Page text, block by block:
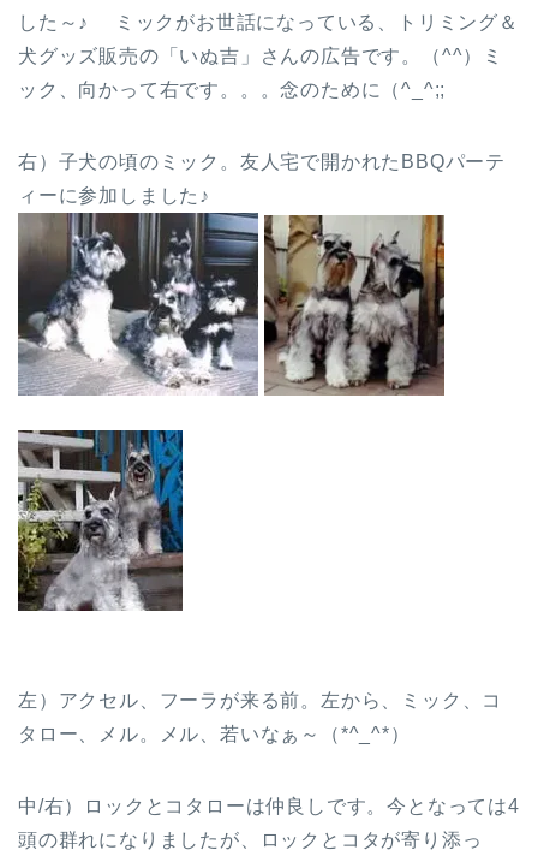
した～♪ ミックがお世話になっている、トリミング＆
犬グッズ販売の「いぬ吉」さんの広告です。（^^）ミ
ック、向かって右です。。。念のために（^_^;;
右）子犬の頃のミック。友人宅で開かれたBBQパーテ
ィーに参加しました♪
左）アクセル、フーラが来る前。左から、ミック、コ
タロー、メル。メル、若いなぁ～（*^_^*）
中/右）ロックとコタローは仲良しです。今となっては4
頭の群れになりましたが、ロックとコタが寄り添っ